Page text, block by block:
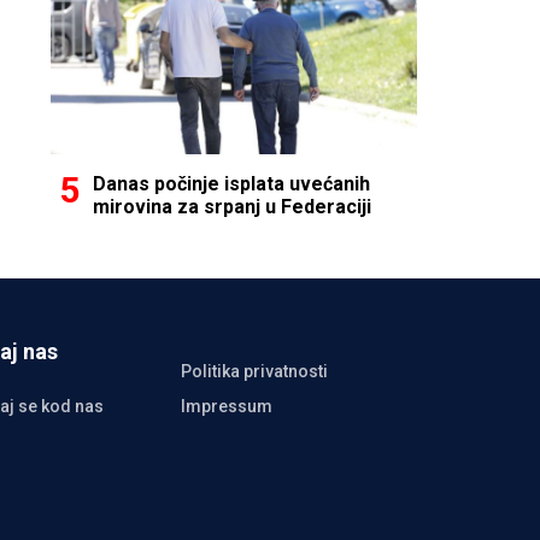
Danas počinje isplata uvećanih
mirovina za srpanj u Federaciji
nas
Politika privatnosti
se kod nas
Impressum